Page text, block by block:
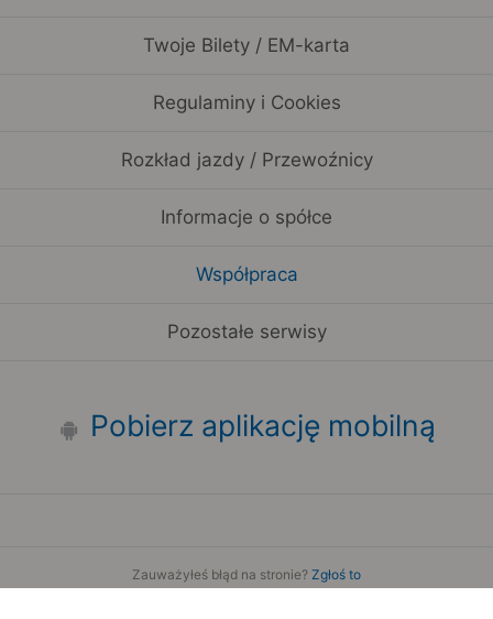
Twoje Bilety / EM-karta
Regulaminy i Cookies
Rozkład jazdy / Przewoźnicy
Informacje o spółce
Współpraca
Pozostałe serwisy
Pobierz aplikację mobilną
Zauważyłeś błąd na stronie? Zgłoś to